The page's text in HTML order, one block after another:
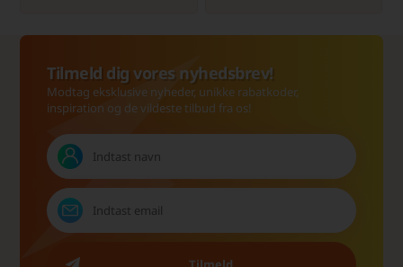
Tilmeld dig vores nyhedsbrev!
Modtag eksklusive nyheder, unikke rabatkoder,
inspiration og de vildeste tilbud fra os!